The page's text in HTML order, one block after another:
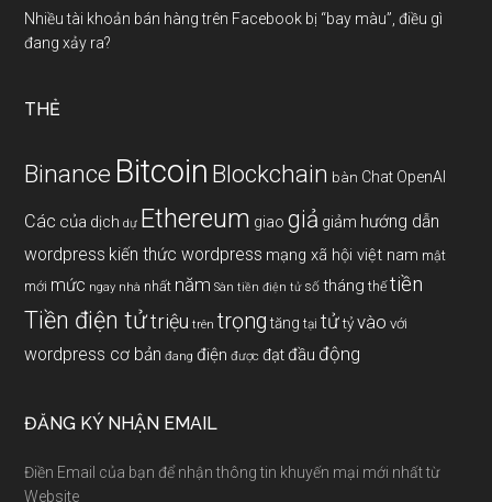
Nhiều tài khoản bán hàng trên Facebook bị “bay màu”, điều gì
đang xảy ra?
THẺ
Binance Bitcoin Blockchain bàn Chat OpenAI
Các của dịch dự Ethereum giao giả giảm hướng dẫn
wordpress kiến thức wordpress mạng xã hội việt nam mật
mới mức ngay nhà nhất năm Sàn tiền điện tử số tháng thế tiền
Tiền điện tửtriệu trên trọng tăng tại tử tỷ vào với
wordpress cơ bản đang điện được đạtđầu động
ĐĂNG KÝ NHẬN EMAIL
Điền Email của bạn để nhận thông tin khuyến mại mới nhất từ
Website